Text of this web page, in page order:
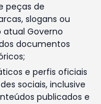
peças de
slogans ou
Governo
documentos
e perfis oficiais
sociais, inclusive
publicados e